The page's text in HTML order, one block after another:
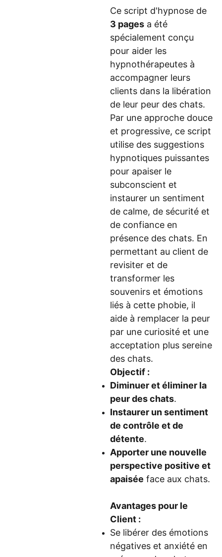
Ce script d'hypnose de
3 pages a été
spécialement conçu
pour aider les
hypnothérapeutes à
accompagner leurs
clients dans la libération
de leur peur des chats.
Par une approche douce
et progressive, ce script
utilise des suggestions
hypnotiques puissantes
pour apaiser le
subconscient et
instaurer un sentiment
de calme, de sécurité et
de confiance en
présence des chats. En
permettant au client de
revisiter et de
transformer les
souvenirs et émotions
liés à cette phobie, il
aide à remplacer la peur
par une curiosité et une
acceptation plus sereine
des chats.
Objectif :
Diminuer et éliminer la
peur des chats.
Instaurer un sentiment
de contrôle et de
détente.
Apporter une nouvelle
perspective positive et
apaisée face aux chats.
Avantages pour le
Client :
Se libérer des émotions
négatives et anxiété en